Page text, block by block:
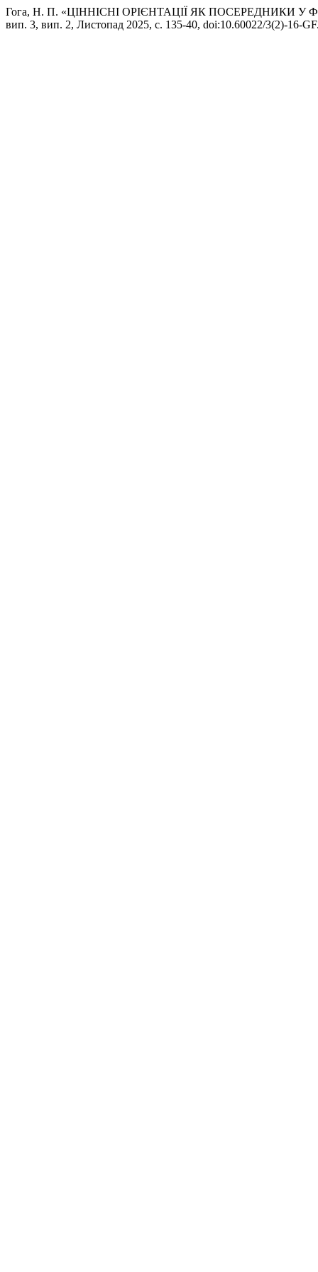
Гога, Н. П. «ЦІННІСНІ ОРІЄНТАЦІЇ ЯК ПОСЕРЕДНИКИ
вип. 3, вип. 2, Листопад 2025, с. 135-40, doi:10.60022/3(2)-16-